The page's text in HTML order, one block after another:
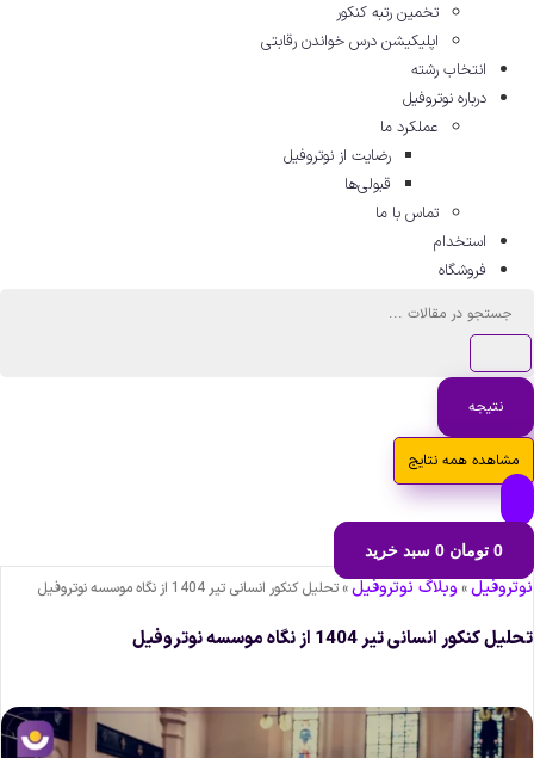
تخمین رتبه کنکور
اپلیکیشن درس خواندن رقابتی
انتخاب رشته
درباره نوتروفیل
عملکرد ما
رضایت از نوتروفیل
قبولی‌ها
تماس با ما
استخدام
فروشگاه
نتیجه
مشاهده همه نتایج
0 تومان 0 سبد خرید
»وبلاگ نوتروفیل»تحلیل کنکور انسانی تیر 1404 از نگاه موسسه نوتروفیل
کنکور انسانی تیر 1404 از نگاه موسسه نوتروفیل